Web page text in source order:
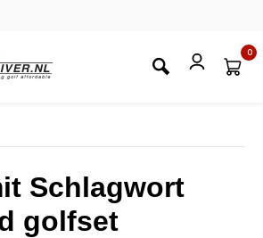
0
Schlagwort
golfset